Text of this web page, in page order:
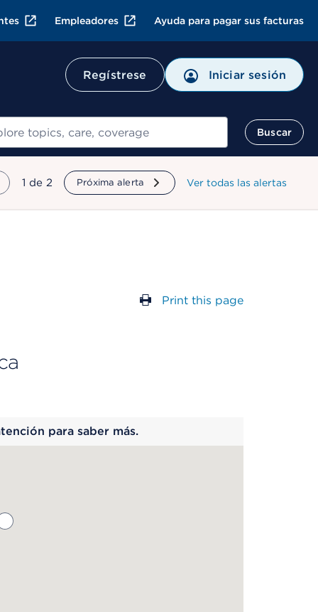
Empleadores Ayuda para pagar sus facturas
Regístrese Iniciar sesión
Buscar
mostrando
1 de 2 Próxima alerta Ver todas las alertas
Print this page
para saber más.